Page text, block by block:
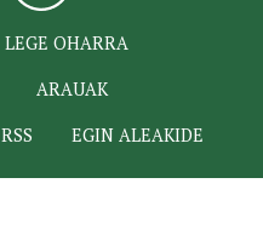
LEGE OHARRA
ARAUAK
RSS EGIN ALEAKIDE